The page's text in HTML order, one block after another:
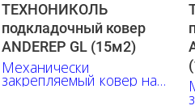
ТЕХНОНИКОЛЬ
подкладочный ковер
ANDEREP GL (15м2)
Механически
закрепляемый ковер на
основе стеклохолста